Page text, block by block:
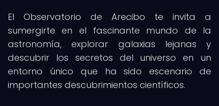
El Observatorio de Arecibo te invita a
sumergirte en el fascinante mundo de la
astronomía, explorar galaxias lejanas y
descubrir los secretos del universo en un
entorno único que ha sido escenario de
importantes descubrimientos científicos.